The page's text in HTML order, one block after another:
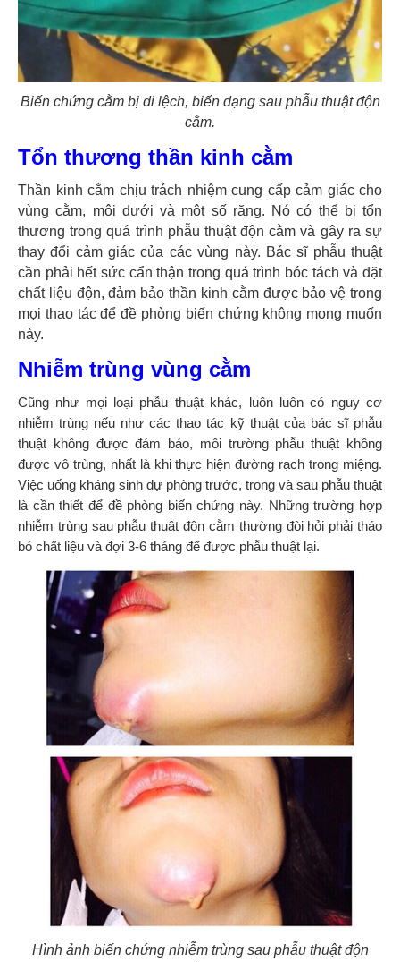
Biến chứng cằm bị di lệch, biến dạng sau phẫu thuật độn
cằm.
Tổn thương thần kinh cằm
Thần kinh cằm chịu trách nhiệm cung cấp cảm giác cho
vùng cằm, môi dưới và một số răng. Nó có thể bị tổn
thương trong quá trình phẫu thuật độn cằm và gây ra sự
thay đổi cảm giác của các vùng này. Bác sĩ phẫu thuật
cần phải hết sức cẩn thận trong quá trình bóc tách và đặt
chất liệu độn, đảm bảo thần kinh cằm được bảo vệ trong
mọi thao tác để đề phòng biến chứng không mong muốn
này.
Nhiễm trùng vùng cằm
Cũng như mọi loại phẫu thuật khác, luôn luôn có nguy cơ
nhiễm trùng nếu như các thao tác kỹ thuật của bác sĩ phẫu
thuật không được đảm bảo, môi trường phẫu thuật không
được vô trùng, nhất là khi thực hiện đường rạch trong miệng.
Việc uống kháng sinh dự phòng trước, trong và sau phẫu thuật
là cần thiết để đề phòng biến chứng này. Những trường hợp
nhiễm trùng sau phẫu thuật độn cằm thường đòi hỏi phải tháo
bỏ chất liệu và đợi 3-6 tháng để được phẫu thuật lại.
Hình ảnh biến chứng nhiễm trùng sau phẫu thuật độn